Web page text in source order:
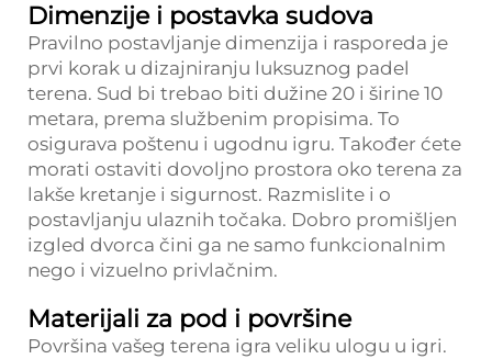
Dimenzije i postavka sudova
Pravilno postavljanje dimenzija i rasporeda je
prvi korak u dizajniranju luksuznog padel
terena. Sud bi trebao biti dužine 20 i širine 10
metara, prema službenim propisima. To
osigurava poštenu i ugodnu igru. Također ćete
morati ostaviti dovoljno prostora oko terena za
lakše kretanje i sigurnost. Razmislite i o
postavljanju ulaznih točaka. Dobro promišljen
izgled dvorca čini ga ne samo funkcionalnim
nego i vizuelno privlačnim.
Materijali za pod i površine
Površina vašeg terena igra veliku ulogu u igri.